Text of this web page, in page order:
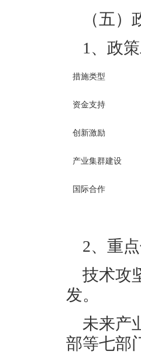
（五
1、政
措施类型
资金支持
创新激励
产业集群建设
国际合作
2、重
技术攻
发。
未来产
部等七部